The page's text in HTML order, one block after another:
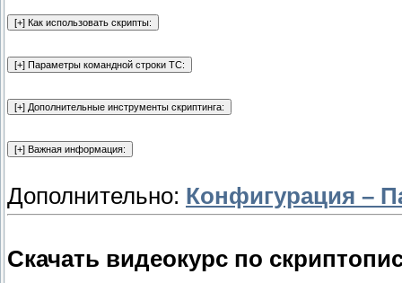
Дополнительно: Конфигурация –
Cкачать видеокурс по